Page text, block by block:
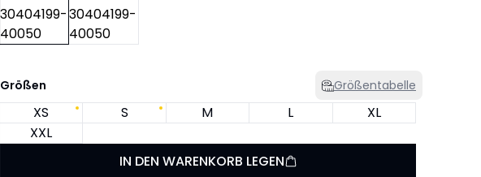
Größen Größentabelle
XS S M L
XL
XXL
IN DEN WARENKORB LEGEN